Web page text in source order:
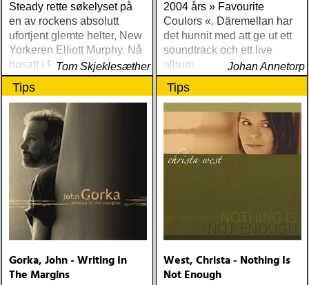
Steady rette søkelyset på
en av rockens absolutt
ufortjent glemte helter, New
Yorkeren Elliott Murphy. Nå
bosatt i FrankrikeTom Skjeklesæther
2004 års » Favourite
Coulors «. Däremellan har
det hunnit med att ge ut ett
soundtrack och ett live
album
Johan Annetorp
Tips
Gorka, John - Writing In
The Margins
Tips
West, Christa - Nothing Is
Not Enough